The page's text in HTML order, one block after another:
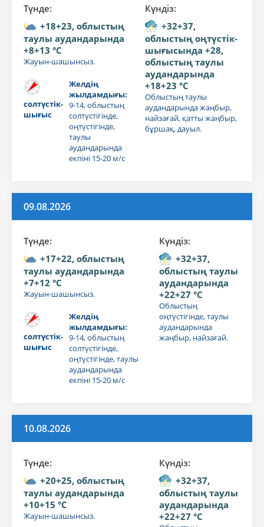
Түнде:
+18+23, облыстың
таулы аудандарында
+8+13 °C
Жауын-шашынсыз.
солтүстік-
шығыс
Желдің
жылдамдығы:
9-14, облыстың
солтүстігінде,
оңтүстігінде,
таулы
аудандарында
екпіні 15-20 м/с
Күндiз:
+32+37,
облыстың оңтүстік-
шығысында +28,
облыстың таулы
аудандарында
+18+23 °C
Облыстың таулы
аудандарында жаңбыр,
найзағай, қатты жаңбыр,
бұршақ, дауыл.
09.08.2026
Түнде:
+17+22, облыстың
таулы аудандарында
+7+12 °C
Жауын-шашынсыз.
солтүстік-
шығыс
Желдің
жылдамдығы:
9-14, облыстың
солтүстігінде,
оңтүстігінде, таулы
аудандарында
екпіні 15-20 м/с
Күндiз:
+32+37,
облыстың таулы
аудандарында
+22+27 °C
Облыстың
оңтүстігінде, таулы
аудандарында
жаңбыр, найзағай.
10.08.2026
Түнде:
+20+25, облыстың
таулы аудандарында
+10+15 °C
Жауын-шашынсыз.
Күндiз:
+32+37,
облыстың таулы
аудандарында
+22+27 °C